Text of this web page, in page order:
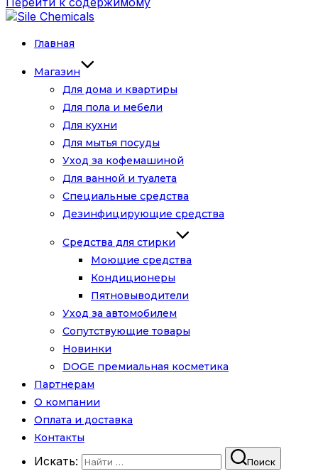
Главная
Магазин
Для дома и квартиры
Для пола и мебели
Для кухни
Для мытья посуды
Уход за кофемашиной
Для ванной и туалета
Специальные средства
Дезинфицирующие средства
Средства для стирки
Моющие средства
Кондиционеры
Пятновыводители
Уход за автомобилем
Сопутствующие товары
Новинки
DOGE премиальная косметика
Партнерам
О компании
Оплата и доставка
Контакты
Искать: Поиск